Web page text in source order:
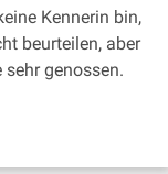
Kennerin bin,
beurteilen, aber
genossen.